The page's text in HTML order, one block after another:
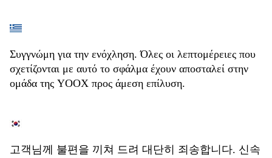
Συγγνώμη για την ενόχληση. Όλες οι λεπτομέρειες που
σχετίζονται με αυτό το σφάλμα έχουν αποσταλεί στην
ομάδα της YOOX προς άμεση επίλυση.
고객님께 불편을 끼쳐 드려 대단히 죄송합니다. 신속